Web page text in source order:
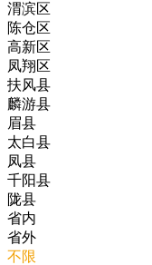
渭滨区
陈仓区
高新区
凤翔区
扶风县
麟游县
眉县
太白县
凤县
千阳县
陇县
省内
省外
不限